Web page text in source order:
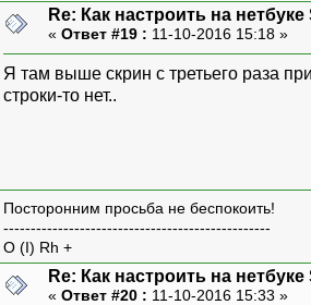
Re: Как настроить на
« Ответ #19 : 11-10-2016 15:18 »
Я там выше скрин с третьего раза
строки-то нет..
Посторонним просьба не беспокоить!
-------------------------------------------------
O (I) Rh +
Re: Как настроить на
« Ответ #20 : 11-10-2016 15:33 »